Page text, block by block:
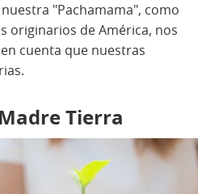
"Pachamama", como
originarios de América, nos
cuenta que nuestras
Tierra